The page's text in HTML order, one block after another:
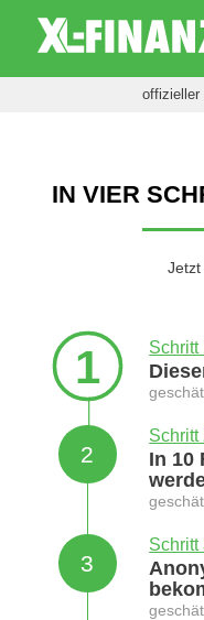
offizieller
IN VIER
Jetzt
1 Schritt
2
Schritt
In 10
3
Schritt